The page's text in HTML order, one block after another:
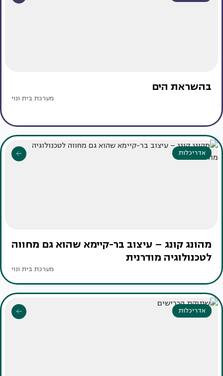
בהשראת הים
מערכת בית ונוי
אדריכלות
מהונג קונג – עיצוב בר-קיימא שהוא גם מחווה
לטכנולוגיה מודרנית
מערכת בית ונוי
אדריכלות